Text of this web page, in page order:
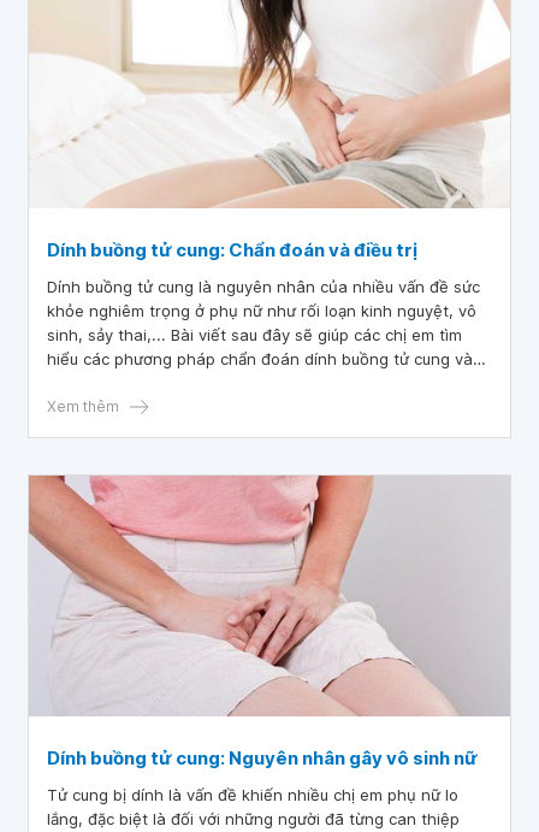
Dính buồng tử cung: Chẩn đoán và điều trị
Dính buồng tử cung là nguyên nhân của nhiều vấn đề sức
khỏe nghiêm trọng ở phụ nữ như rối loạn kinh nguyệt, vô
sinh, sảy thai,... Bài viết sau đây sẽ giúp các chị em tìm
hiểu các phương pháp chẩn đoán dính buồng tử cung và
sử dụng hiện nay.
Xem thêm
Dính buồng tử cung: Nguyên nhân gây vô sinh nữ
Tử cung bị dính là vấn đề khiến nhiều chị em phụ nữ lo
lắng, đặc biệt là đối với những người đã từng can thiệp